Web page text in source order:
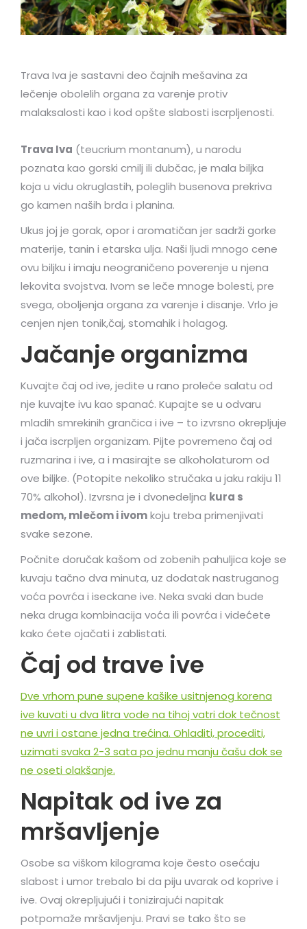
Trava Iva je sastavni deo čajnih mešavina za
lečenje obolelih organa za varenje protiv
malaksalosti kao i kod opšte slabosti iscrpljenosti.
Trava Iva (teucrium montanum), u narodu
poznata kao gorski cmilj ili dubčac, je mala biljka
koja u vidu okruglastih, poleglih busenova prekriva
go kamen naših brda i planina.
Ukus joj je gorak, opor i aromatičan jer sadrži gorke
materije, tanin i etarska ulja. Naši ljudi mnogo cene
ovu biljku i imaju neograničeno poverenje u njena
lekovita svojstva. Ivom se leče mnoge bolesti, pre
svega, oboljenja organa za varenje i disanje. Vrlo je
cenjen njen tonik,čaj, stomahik i holagog.
Jačanje organizma
Kuvajte čaj od ive, jedite u rano proleće salatu od
nje kuvajte ivu kao spanać. Kupajte se u odvaru
mladih smrekinih grančica i ive – to izvrsno okrepljuje
i jača iscrpljen organizam. Pijte povremeno čaj od
ruzmarina i ive, a i masirajte se alkoholaturom od
ove biljke. (Potopite nekoliko stručaka u jaku rakiju 11
70% alkohol). Izvrsna je i dvonedeljna kura s
medom, mlečom i ivomkoju treba primenjivati
svake sezone.
Počnite doručak kašom od zobenih pahuljica koje se
kuvaju tačno dva minuta, uz dodatak nastruganog
voća povrća i iseckane ive. Neka svaki dan bude
neka druga kombinacija voća ili povrća i videćete
kako ćete ojačati i zablistati.
Čaj od trave ive
Dve vrhom pune supene kašike usitnjenog korena
ive kuvati u dva litra vode na tihoj vatri dok tečnost
ne uvri i ostane jedna trećina. Ohladiti, procediti,
uzimati svaka 2-3 sata po jednu manju čašu dok se
ne oseti olakšanje.
Napitak od ive za
mršavljenje
Osobe sa viškom kilograma koje često osećaju
slabost i umor trebalo bi da piju uvarak od koprive i
ive. Ovaj okrepljujući i tonizirajući napitak
potpomaže mršavljenju. Pravi se tako što se